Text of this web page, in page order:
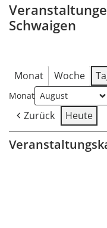
Schwaigen
Monat Woche
Monat
Zurück Heute